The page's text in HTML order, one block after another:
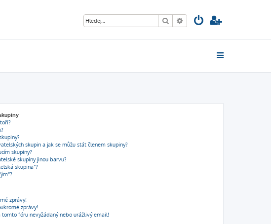
Hledat Pokročilé hledání
skupin a jak se můžu stát členem skupiny?
skupiny?
skupiny jinou barvu?
skupina“?
zprávy!
zprávy!
tomto fóru nevyžádaný nebo urážlivý email!